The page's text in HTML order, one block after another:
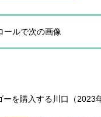
ールで次の画像
を購入する川口（2023